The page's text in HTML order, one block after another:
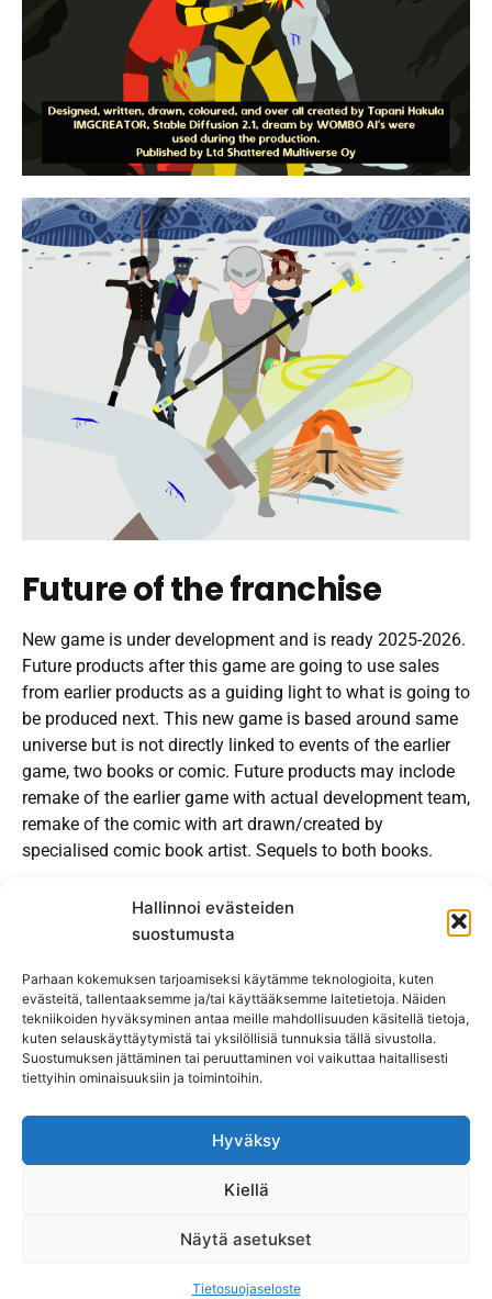
Hallinnoi evästeiden
suostumusta
Parhaan kokemuksen tarjoamiseksi käytämme teknologioita, kuten
evästeitä, tallentaaksemme ja/tai käyttääksemme laitetietoja. Näiden
tekniikoiden hyväksyminen antaa meille mahdollisuuden käsitellä tietoja,
kuten selauskäyttäytymistä tai yksilöllisiä tunnuksia tällä sivustolla.
Suostumuksen jättäminen tai peruuttaminen voi vaikuttaa haitallisesti
tiettyihin ominaisuuksiin ja toimintoihin.
Hyväksy
Kiellä
Näytä asetukset
Tietosuojaseloste
Future of the franchise
New game is under development and is ready 2025-2026.
Future products after this game are going to use sales
from earlier products as a guiding light to what is going to
be produced next. This new game is based around same
universe but is not directly linked to events of the earlier
game, two books or comic. Future products may inclode
remake of the earlier game with actual development team,
remake of the comic with art drawn/created by
specialised comic book artist. Sequels to both books.
LTD Shattered Multiverse Oy
Y-tunnus: 3348769-5
Sipontie 189, 23800
040 735 1145
shatteredmultiverse@mail.ru
Copyright LTD Shatteret Multiverse Oy 2023